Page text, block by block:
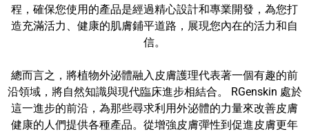
程，確保您使用的產品是經過精心設計和專業開發，為您打
造充滿活力、健康的肌膚鋪平道路，展現您內在的活力和自
信。
總而言之，將植物外泌體融入皮膚護理代表著一個有趣的前
沿領域，將自然知識與現代臨床進步相結合。 RGenskin 處於
這一進步的前沿，為那些尋求利用外泌體的力量來改善皮膚
健康的人們提供各種產品。從增強皮膚彈性到促進皮膚更年